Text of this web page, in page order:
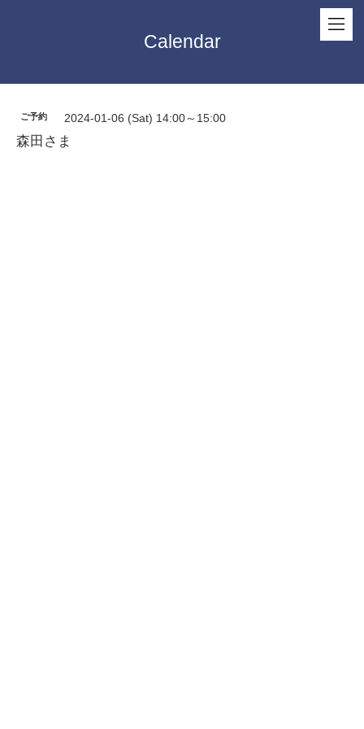
Calendar
ご予約 2024-01-06 (Sat) 14:00～15:00
森田さま